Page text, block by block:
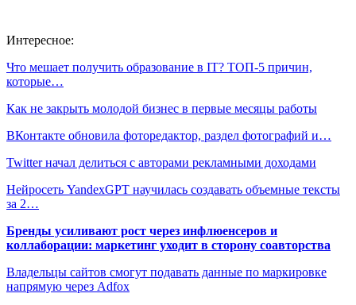
Интересное:
Что мешает получить образование в IT? ТОП-5 причин,
которые…
Как не закрыть молодой бизнес в первые месяцы работы
ВКонтакте обновила фоторедактор, раздел фотографий и…
Twitter начал делиться с авторами рекламными доходами
Нейросеть YandexGPT научилась создавать объемные тексты
за 2…
Бренды усиливают рост через инфлюенсеров и
коллаборации: маркетинг уходит в сторону соавторства
Владельцы сайтов смогут подавать данные по маркировке
напрямую через Adfox